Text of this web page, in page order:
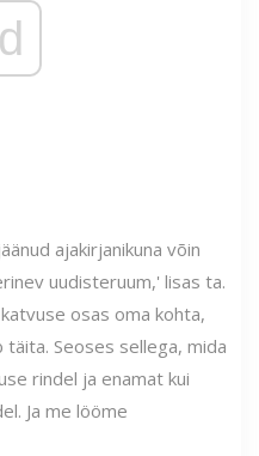
ajakirjanikuna võin
uudisteruum,' lisas ta.
osas oma kohta,
Seoses sellega, mida
rindel ja enamat kui
Ja me lööme